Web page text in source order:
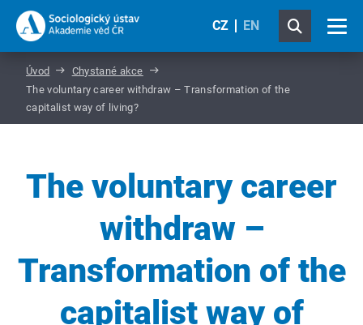
CZ EN
Úvod
Chystané akce
The voluntary career withdraw – Transformation of the
capitalist way of living?
The voluntary career
withdraw –
Transformation of the
capitalist way of